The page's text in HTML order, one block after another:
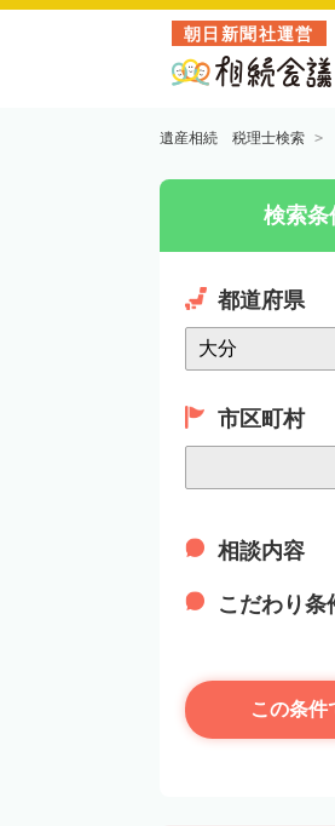
朝日新聞社運営
遺産相続 税理士検索
検索条
都道府県
市区町村
相談内容
こだわり条
この条件